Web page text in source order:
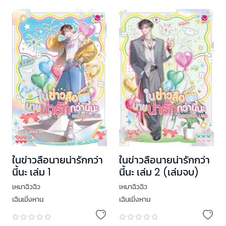
ในข่าวลือนายน่ารักกว่า
นี้นะ เล่ม 1
เหมาฉิวฉิว
เฉินเมิ่งหาน
ในข่าวลือนายน่ารักกว่า
นี้นะ เล่ม 2 (เล่มจบ)
เหมาฉิวฉิว
เฉินเมิ่งหาน